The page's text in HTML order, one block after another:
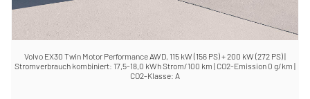
Volvo EX30 Twin Motor Performance AWD, 115 kW (156 PS) + 200 kW (272 PS) |
Stromverbrauch kombiniert: 17,5-18,0 kWh Strom/100 km | CO2-Emission 0 g/km |
CO2-Klasse: A